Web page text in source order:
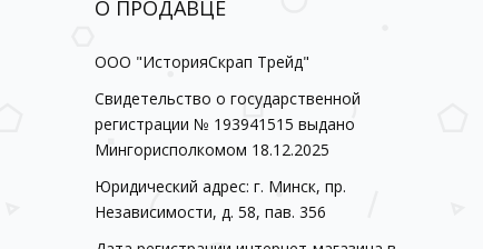
О ПРОДАВЦЕ
ООО "ИсторияСкрап Трейд"
Свидетельство о государственной
регистрации № 193941515 выдано
Мингорисполкомом 18.12.2025
Юридический адрес: г. Минск, пр.
Независимости, д. 58, пав. 356